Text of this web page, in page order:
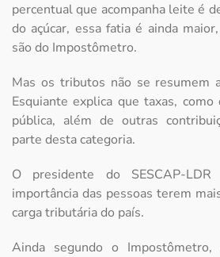
percentual que acompanha leite é
do açúcar, essa fatia é ainda
são do Impostômetro.
Mas os tributos não se resumem
Esquiante explica que taxas,
pública, além de outras
parte desta categoria.
O presidente do SESCAP-
importância das pessoas terem
carga tributária do país.
Ainda segundo o